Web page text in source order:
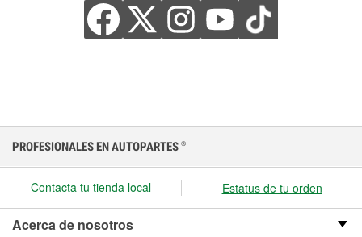
PROFESIONALES EN AUTOPARTES ®
Contacta tu tienda local Estatus de tu orden
Acerca de nosotros